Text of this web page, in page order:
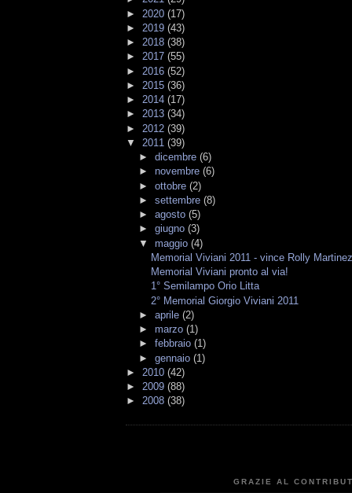
► 2020 (17)
► 2019 (43)
► 2018 (38)
► 2017 (55)
► 2016 (52)
► 2015 (36)
► 2014 (17)
► 2013 (34)
► 2012 (39)
▼ 2011 (39)
► dicembre (6)
► novembre (6)
► ottobre (2)
► settembre (8)
► agosto (5)
► giugno (3)
▼ maggio (4)
Memorial Viviani 2011 - vince Rolly
Memorial Viviani pronto al via!
1° Semilampo Orio Litta
2° Memorial Giorgio Viviani 2011
► aprile (2)
► marzo (1)
► febbraio (1)
► gennaio (1)
► 2010 (42)
► 2009 (88)
► 2008 (38)
GRAZIE AL